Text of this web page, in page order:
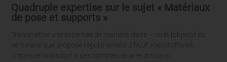
Quadruple expertise sur le sujet « Matériaux
de pose et supports »
Transmettre une expertise de manière claire – voilà l’objectif du
séminaire que propose régulièrement STAUF Klebstoffwerk
GmbH de Wilnsdorf à des commerciaux et artisans.